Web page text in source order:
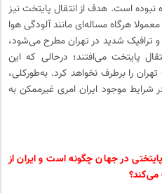
نبوده است. هدف از انتقال پایتخت نیز
هرگاه مساله‌ای مانند آلودگی هوا
و ترافیک شدید در تهران مطرح می‌شود،
پایتخت می‌افتند؛ درحالی که این
را برطرف نخواهد کرد. به‌طورکلی،
شرایط موجود ایران امری غیرممکن به
در جهان چگونه است و ایران از
می‌کند؟